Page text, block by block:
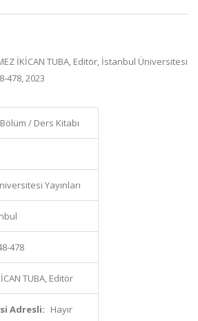
İKİCAN TUBA, Editör, İstanbul Üniversitesi
478, 2023
/ Ders Kitabı
Yayınları
478
TUBA, Editör
Adresli: Hayır